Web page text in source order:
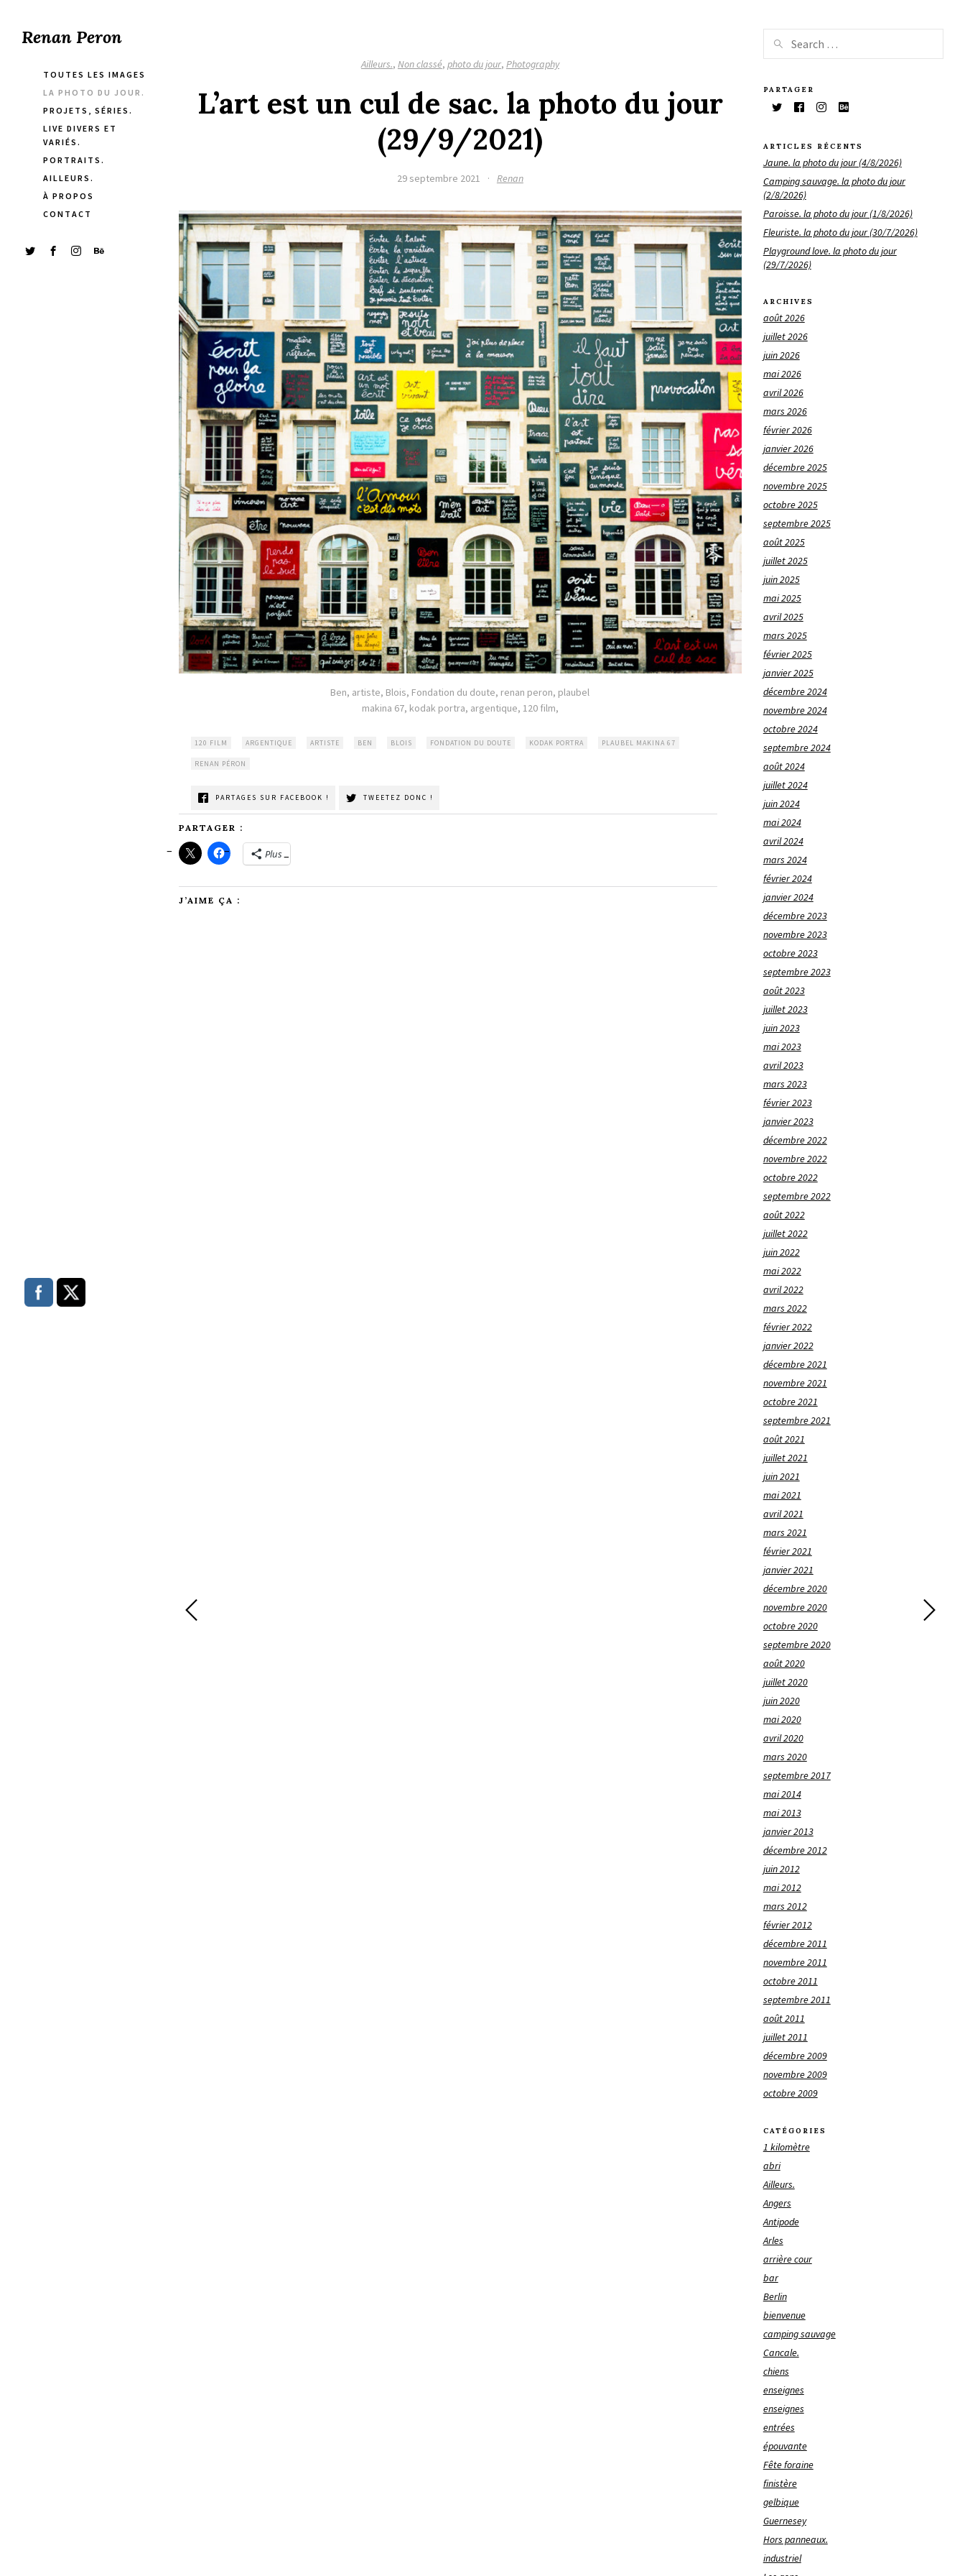
Renan Peron
TOUTES LES IMAGES
LA PHOTO DU JOUR.
PROJETS, SÉRIES.
LIVE DIVERS ET
VARIÉS.
PORTRAITS.
AILLEURS.
À PROPOS
CONTACT
Ailleurs., Non classé, photo du jour, Photography
L’art est un cul de sac. la photo du jour
(29/9/2021)
29 septembre 2021 · Renan
Ben, artiste, Blois, Fondation du doute, renan peron, plaubel
makina 67, kodak portra, argentique, 120 film,
120 FILM ARGENTIQUE ARTISTE BEN BLOIS FONDATION DU DOUTE KODAK PORTRA PLAUBEL MAKINA 67
RENAN PÉRON
PARTAGES SUR FACEBOOK ! TWEETEZ DONC !
PARTAGER :
Plus
J’AIME ÇA :
PARTAGER
ARTICLES RÉCENTS
Jaune. la photo du jour (4/8/2026)
Camping sauvage. la photo du jour
(2/8/2026)
Paroisse. la photo du jour (1/8/2026)
Fleuriste. la photo du jour (30/7/2026)
Playground love. la photo du jour
(29/7/2026)
ARCHIVES
août 2026
juillet 2026
juin 2026
mai 2026
avril 2026
mars 2026
février 2026
janvier 2026
décembre 2025
novembre 2025
octobre 2025
septembre 2025
août 2025
juillet 2025
juin 2025
mai 2025
avril 2025
mars 2025
février 2025
janvier 2025
décembre 2024
novembre 2024
octobre 2024
septembre 2024
août 2024
juillet 2024
juin 2024
mai 2024
avril 2024
mars 2024
février 2024
janvier 2024
décembre 2023
novembre 2023
octobre 2023
septembre 2023
août 2023
juillet 2023
juin 2023
mai 2023
avril 2023
mars 2023
février 2023
janvier 2023
décembre 2022
novembre 2022
octobre 2022
septembre 2022
août 2022
juillet 2022
juin 2022
mai 2022
avril 2022
mars 2022
février 2022
janvier 2022
décembre 2021
novembre 2021
octobre 2021
septembre 2021
août 2021
juillet 2021
juin 2021
mai 2021
avril 2021
mars 2021
février 2021
janvier 2021
décembre 2020
novembre 2020
octobre 2020
septembre 2020
août 2020
juillet 2020
juin 2020
mai 2020
avril 2020
mars 2020
septembre 2017
mai 2014
mai 2013
janvier 2013
décembre 2012
juin 2012
mai 2012
mars 2012
février 2012
décembre 2011
novembre 2011
octobre 2011
septembre 2011
août 2011
juillet 2011
décembre 2009
novembre 2009
octobre 2009
CATÉGORIES
1 kilomètre
abri
Ailleurs.
Angers
Antipode
Arles
arrière cour
bar
Berlin
bienvenue
camping sauvage
Cancale.
chiens
enseignes
enseignes
entrées
épouvante
Fête foraine
finistère
gelbique
Guernesey
Hors panneaux.
industriel